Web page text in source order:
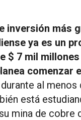
inversión más
ya es un
$ 7 mil
comenzar
al menos
está
mina de cobre